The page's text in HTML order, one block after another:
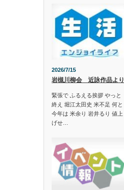
2026/7/15
岩槻川柳会 近詠作品より
緊張で ふるえる挨拶 やっと
終え 堀江太田史 米不足 何と
今年は 米余り 岩井るり 値上
げせ…